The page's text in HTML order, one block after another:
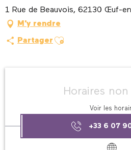
1 Rue de Beauvois, 62130 Œuf-
M'y rendre
Partager Ajouter aux favoris
Horaires
Voir les
+33 6 07